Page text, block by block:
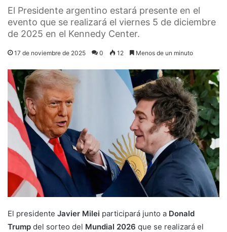
El Presidente argentino estará presente en el
evento que se realizará el viernes 5 de diciembre
de 2025 en el Kennedy Center.
17 de noviembre de 2025 0 12 Menos de un minuto
El presidente Javier Milei participará junto a Donald
Trump del sorteo del Mundial 2026 que se realizará el